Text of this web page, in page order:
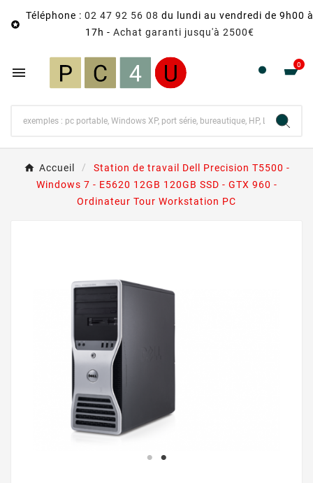

Téléphone : 02 47 92 56 08 du lundi au vendredi de 9h00 à
17h - Achat garanti jusqu'à 2500€
 0
Accueil
Station de travail Dell Precision T5500 -
Windows 7 - E5620 12GB 120GB SSD - GTX 960 -
Ordinateur Tour Workstation PC